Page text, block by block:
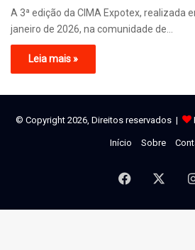
A 3ª edição da CIMA Expotex, realizada
janeiro de 2026, na comunidade de…
Leia mais »
© Copyright 2026, Direitos reservados |
Início Sobre
Facebook